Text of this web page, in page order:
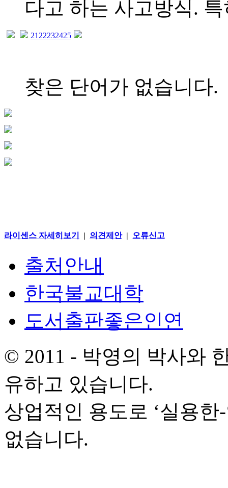
다고 하는 사고방식.
21 22232425
찾은 단어가 없습니다.
라이센스 자세히보기 | 의견제안| 오류신고
출처안내
한국불교대학
도서출판좋은인연
© 2011 - 박영의 박사와
유하고 있습니다.
상업적인 용도로 ‘실용
없습니다.